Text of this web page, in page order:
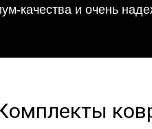
качества и очень